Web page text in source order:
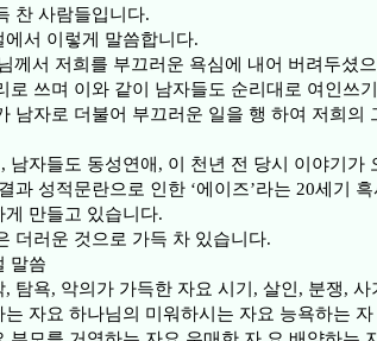
찬 사람들입니다.
에서 이렇게 말씀합니다.
께서 저희를 부끄러운 욕심에 내어 버려두셨
로 쓰며 이와 같이 남자들도 순리대로 여인쓰
남자로 더불어 부끄러운 일을 행 하여 저희의
남자들도 동성연애, 이 천년 전 당시 이야기가
과 성적문란으로 인한 ‘에이즈’라는 20세기
만들고 있습니다.
더러운 것으로 가득 차 있습니다.
말씀
, 탐욕, 악의가 가득한 자요 시기, 살인, 분쟁,
자요 하나님의 미워하시는 자요 능욕하는